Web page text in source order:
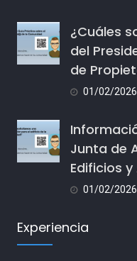
¿Cuáles
del
de
01/02/2026
Junta de
Edificios
01/02/2026
Experiencia